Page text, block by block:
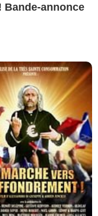
Bande-annonce